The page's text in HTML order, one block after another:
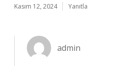
Kasım 12, 2024 Yanıtla
admin